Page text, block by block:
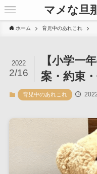
マメな旦
ホーム 育児中のあれこれ
【小学一
案・約束
2022
2/16
育児中のあれこれ